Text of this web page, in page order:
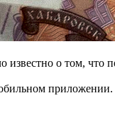
о том, что